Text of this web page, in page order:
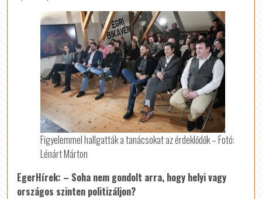
Figyelemmel hallgatták a tanácsokat az érdeklődők – Fotó:
Lénárt Márton
EgerHírek: – Soha nem gondolt arra, hogy helyi vagy
országos szinten politizáljon?